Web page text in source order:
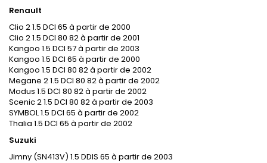
Renault
Clio 2 1.5 DCI 65 à partir de 2000
Clio 2 1.5 DCI 80 82 à partir de 2001
Kangoo 1.5 DCI 57 à partir de 2003
Kangoo 1.5 DCI 65 à partir de 2000
Kangoo 1.5 DCI 80 82 à partir de 2002
Megane 2 1.5 DCI 80 82 à partir de 2002
Modus 1.5 DCI 80 82 à partir de 2002
Scenic 2 1.5 DCI 80 82 à partir de 2003
SYMBOL 1.5 DCI 65 à partir de 2002
Thalia 1.5 DCI 65 à partir de 2002
Suzuki
Jimny (SN413V) 1.5 DDIS 65 à partir de 2003